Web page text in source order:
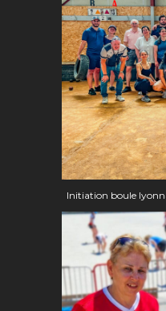
Initiation boule